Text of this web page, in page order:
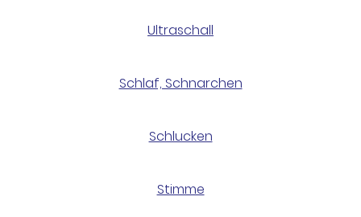
Ultraschall
Schlaf, Schnarchen
Schlucken
Stimme